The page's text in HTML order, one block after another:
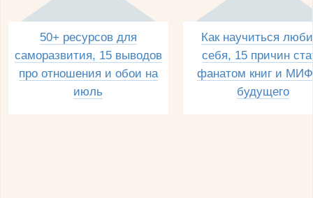
50+ ресурсов для
саморазвития, 15 выводов
про отношения и обои на
июль
Как научиться
себя, 15 причин
фанатом книг и
будущего